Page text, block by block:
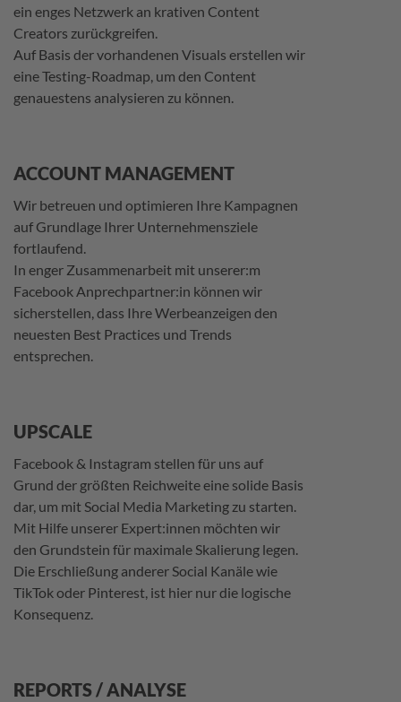
ein enges Netzwerk an krativen Content
Creators zurückgreifen.
Auf Basis der vorhandenen Visuals erstellen wir
eine Testing-Roadmap, um den Content
genauestens analysieren zu können.
ACCOUNT MANAGEMENT
Wir betreuen und optimieren Ihre Kampagnen
auf Grundlage Ihrer Unternehmensziele
fortlaufend.
In enger Zusammenarbeit mit unserer:m
Facebook Anprechpartner:in können wir
sicherstellen, dass Ihre Werbeanzeigen den
neuesten Best Practices und Trends
entsprechen.
UPSCALE
Facebook & Instagram stellen für uns auf
Grund der größten Reichweite eine solide Basis
dar, um mit Social Media Marketing zu starten.
Mit Hilfe unserer Expert:innen möchten wir
den Grundstein für maximale Skalierung legen.
Die Erschließung anderer Social Kanäle wie
TikTok oder Pinterest, ist hier nur die logische
Konsequenz.
REPORTS / ANALYSE